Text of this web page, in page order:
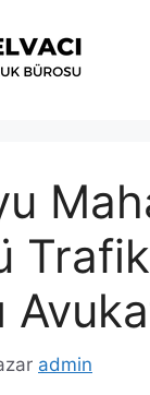
Trafik
admin